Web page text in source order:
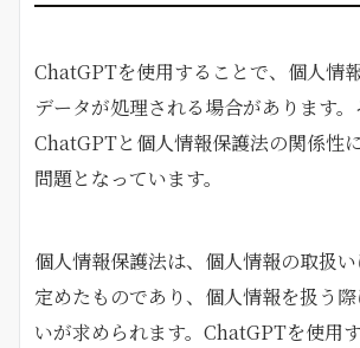
ChatGPTを使用することで、個人情
データが処理される場合があります。
ChatGPTと個人情報保護法の関係性
問題となっています。
個人情報保護法は、個人情報の取扱
定めたものであり、個人情報を扱う
いが求められます。ChatGPTを使用